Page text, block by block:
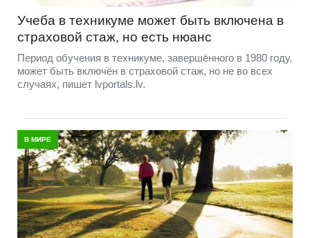
Учеба в техникуме может быть включена в
страховой стаж, но есть нюанс
Период обучения в техникуме, завершённого в 1980 году,
может быть включён в страховой стаж, но не во всех
случаях, пишет lvportals.lv.
В МИРЕ